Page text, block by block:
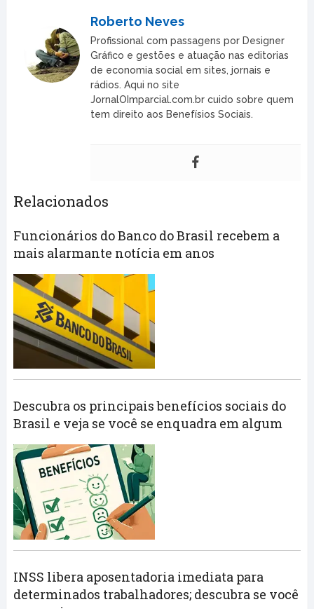
Roberto Neves
Profissional com passagens por Designer
Gráfico e gestões e atuação nas editorias
de economia social em sites, jornais e
rádios. Aqui no site
JornalOImparcial.com.br cuido sobre quem
tem direito aos Benefísios Sociais.
Relacionados
Funcionários do Banco do Brasil recebem a
mais alarmante notícia em anos
Descubra os principais benefícios sociais do
Brasil e veja se você se enquadra em algum
INSS libera aposentadoria imediata para
determinados trabalhadores; descubra se você